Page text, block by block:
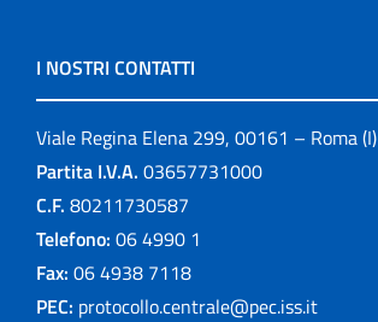
I NOSTRI CONTATTI
Viale Regina Elena 299, 00161 – Roma (I)
Partita I.V.A. 03657731000
C.F. 80211730587
Telefono: 06 4990 1
Fax: 06 4938 7118
PEC: protocollo.centrale@pec.iss.it